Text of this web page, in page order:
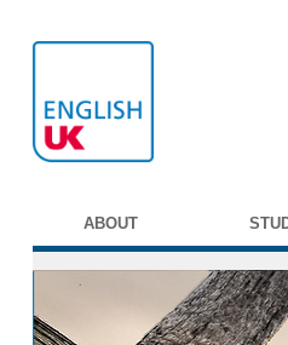
ABOUT